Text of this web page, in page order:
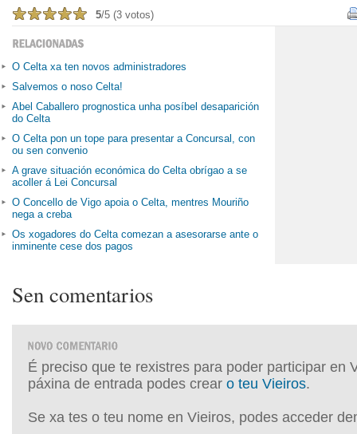
5/5 (3 votos)
O Celta xa ten novos administradores
Salvemos o noso Celta!
Abel Caballero prognostica unha posíbel desaparición
do Celta
O Celta pon un tope para presentar a Concursal, con
ou sen convenio
A grave situación económica do Celta obrígao a se
acoller á Lei Concursal
O Concello de Vigo apoia o Celta, mentres Mouriño
nega a creba
Os xogadores do Celta comezan a asesorarse ante o
inminente cese dos pagos
Sen comentarios
É preciso que te rexistres para poder participar en
páxina de entrada podes crear o teu Vieiros.
Se xa tes o teu nome en Vieiros, podes acceder